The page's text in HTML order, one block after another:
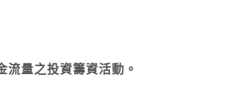
流量之投資籌資活動。